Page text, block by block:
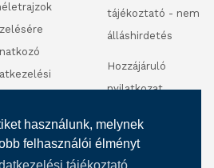
használunk, melynek
felhasználói élményt
tájékoztató - nem
álláshirdetés
Hozzájáruló
nyilatkozat
videofelvétel